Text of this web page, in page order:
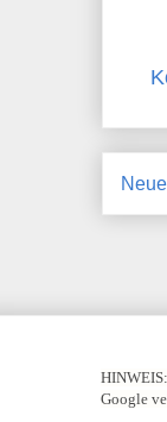
HINWEIS:
Google